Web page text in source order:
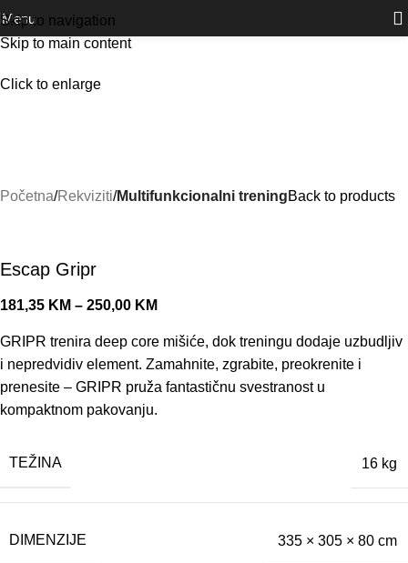
Skip to navigation
Skip to main content
Outlet
Menu
Click to enlarge
Početna Rekviziti Multifunkcionalni treningBack to products
Escap Gripr
181,35 KM – 250,00 KM
GRIPR trenira deep core mišiće, dok treningu dodaje uzbudljiv
i nepredvidiv element. Zamahnite, zgrabite, preokrenite i
prenesite – GRIPR pruža fantastičnu svestranost u
kompaktnom pakovanju.
TEŽINA 16 kg
DIMENZIJE 335 × 305 × 80 cm